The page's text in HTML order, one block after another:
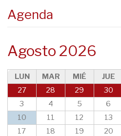
Agenda
Agosto 2026
LUN MAR MIÉ JUE
27
28 29 30
3
4 5 6
10
11 12 13
17
18 19 20